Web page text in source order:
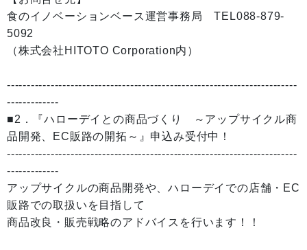
食のイノベーションベース運営事務局 TEL088-879-
5092
（株式会社HITOTO Corporation内）
-------------------------------------------------------------------------
-------------
■2．『ハローデイとの商品づくり ～アップサイクル商
品開発、EC販路の開拓～』申込み受付中！
-------------------------------------------------------------------------
-------------
アップサイクルの商品開発や、ハローデイでの店舗・EC
販路での取扱いを目指して
商品改良・販売戦略のアドバイスを行います！！